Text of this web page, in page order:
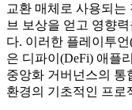
교환 매체로 사용되는
브 보상을 얻고 영향
다. 이러한 플레이투
은 디파이(DeFi) 애플
중앙화 거버넌스의 통
환경의 기초적인 프로